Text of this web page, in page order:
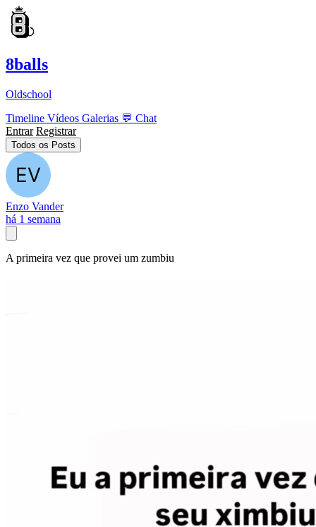
8balls
Oldschool
Timeline Vídeos Galerias 💬 Chat
Entrar Registrar
Todos os Posts
Enzo Vander
há 1 semana
A primeira vez que provei um zumbiu